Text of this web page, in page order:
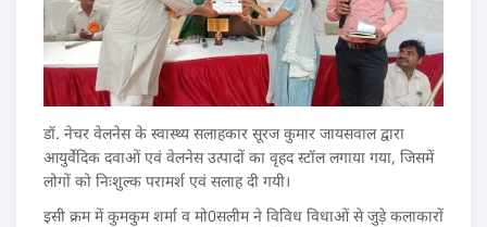
डॉ. नेचर वेलनेस के स्वास्थ्य सलाहकार सूरज कुमार जायसवाल द्वारा
आयुर्वेदिक दवाओं एवं वेलनेस उत्पादों का वृहद स्टॉल लगाया गया, जिसमें
लोगों को निःशुल्क परामर्श एवं सलाह दी गयी।
इसी क्रम में कुमकुम शर्मा व मो0सलीम ने विविध विधाओं से जुड़े कलाकारों